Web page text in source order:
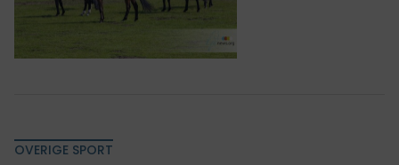
OVERIGE SPORT